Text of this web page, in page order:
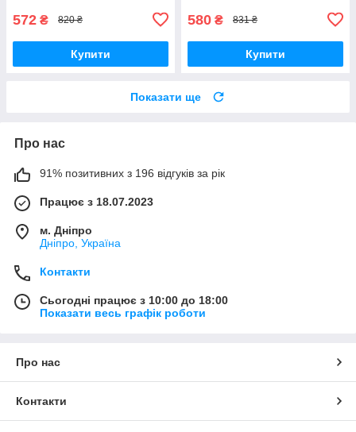
572 ₴ 820 ₴
Купити
580 ₴ 831 ₴
Купити
Показати ще
Про нас
91% позитивних з 196 відгуків за рік
Працює з 18.07.2023
м. Дніпро
Дніпро, Україна
Контакти
Сьогодні працює з 10:00 до 18:00
Показати весь графік роботи
Про нас
Контакти